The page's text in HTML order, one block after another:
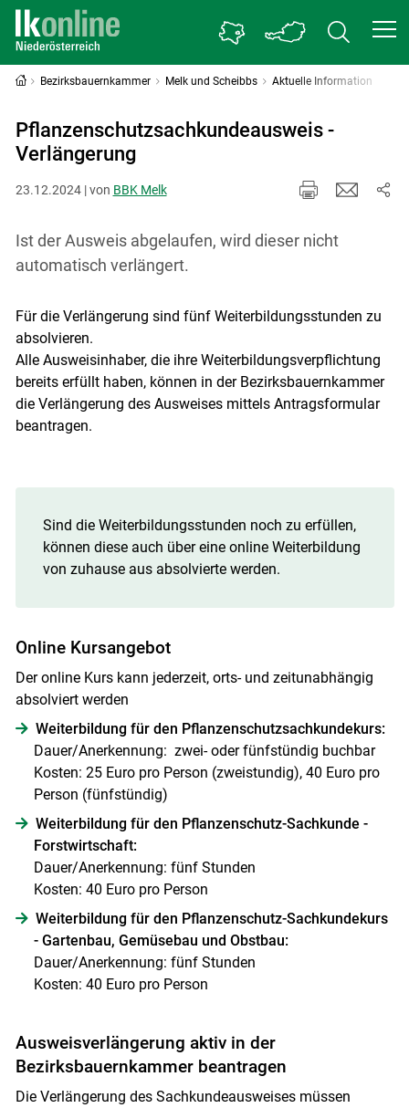
Skip to main content
Bezirksbauernkammer Melk und Scheibbs Aktuelle Information
Pflanzenschutzsachkundeausweis -
Verlängerung
23.12.2024 | von BBK Melk
Ist der Ausweis abgelaufen, wird dieser nicht
automatisch verlängert.
Für die Verlängerung sind fünf Weiterbildungsstunden zu
absolvieren.
Alle Ausweisinhaber, die ihre Weiterbildungsverpflichtung
bereits erfüllt haben, können in der Bezirksbauernkammer
die Verlängerung des Ausweises mittels Antragsformular
beantragen.
Sind die Weiterbildungsstunden noch zu erfüllen,
können diese auch über eine online Weiterbildung
von zuhause aus absolvierte werden.
Online Kursangebot
Der online Kurs kann jederzeit, orts- und zeitunabhängig
absolviert werden
Weiterbildung für den Pflanzenschutzsachkundekurs:
Dauer/Anerkennung: zwei- oder fünfstündig buchbar
Kosten: 25 Euro pro Person (zweistundig), 40 Euro pro
Person (fünfstündig)
Weiterbildung für den Pflanzenschutz-Sachkunde -
Forstwirtschaft:
Dauer/Anerkennung: fünf Stunden
Kosten: 40 Euro pro Person
Weiterbildung für den Pflanzenschutz-Sachkundekurs
- Gartenbau, Gemüsebau und Obstbau:
Dauer/Anerkennung: fünf Stunden
Kosten: 40 Euro pro Person
Ausweisverlängerung aktiv in der
Bezirksbauernkammer beantragen
Die Verlängerung des Sachkundeausweises müssen